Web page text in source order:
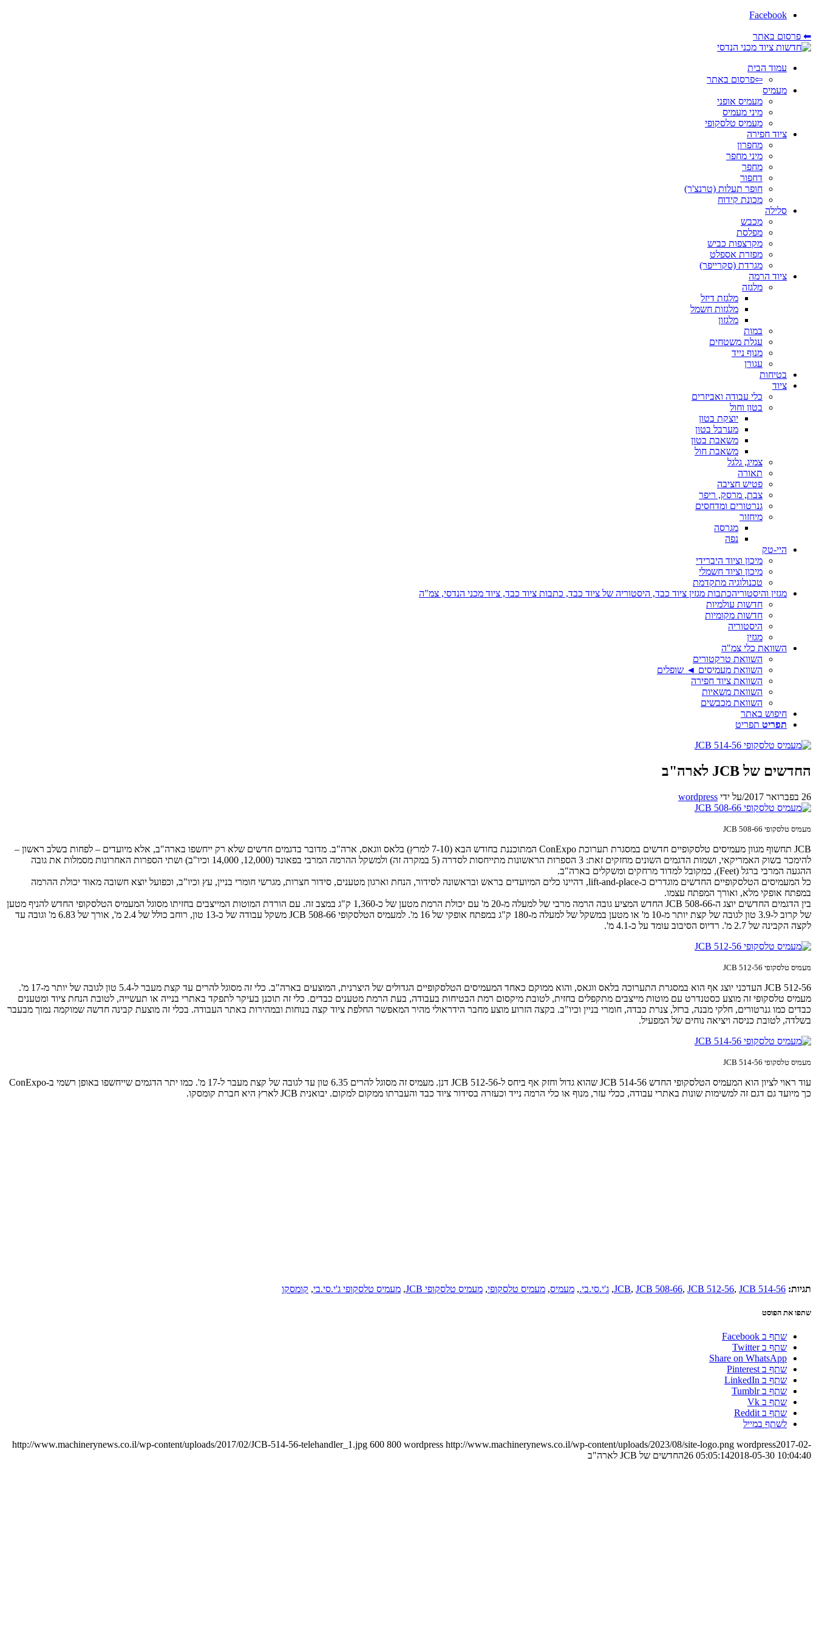
Facebook
⬅ פרסום באתר
עמוד הבית
⇦פרסום באתר
מעמיס
מעמיס אופני
מיני מעמיס
מעמיס טלסקופי
ציוד חפירה
מחפרון
מיני מחפר
מחפר
דחפור
חופר תעלות (טרנצ'ר)
מכונת קידוח
סלילה
מכבש
מפלסת
מקרצפות כביש
מפזרת אספלט
מגרדת (סקרייפר)
ציוד הרמה
מלגזה
מלגזת דיזל
מלגזות חשמל
מלגזון
במות
עגלת משטחים
מנוף נייד
עגורן
בטיחות
ציוד
כלי עבודה ואביזרים
בטון וחול
יוצקת בטון
מערבל בטון
משאבת בטון
משאבת חול
צמיג, גלגל
תאורה
פטיש חציבה
צבת, מרסק, ריפר
גנרטורים ומדחסים
מיחזור
מגרסה
נפה
היי-טק
מיכון וציוד היברידי
מיכון וציוד חשמלי
טכנולוגיה מתקדמת
מגזין והיסטוריהכתבות מגזין ציוד כבד, היסטוריה של ציוד כבד, כתבות ציוד כבד, ציוד מכני הנדסי, צמ"ה
חדשות עולמיות
חדשות מקומיות
היסטוריה
מגזין
השוואת כלי צמ"ה
השוואת טרקטורים
השוואת מעמיסים ◄ שופלים
השוואת ציוד חפירה
השוואת משאיות
השוואת מכבשים
חיפוש באתר
תפריט תפריט
החדשים של JCB לארה"ב
26 בפברואר 2017 /על ידי wordpress
מעמיס טלסקופי JCB 508-66
JCB תחשוף מגוון מעמיסים טלסקופיים חדשים במסגרת תערוכת ConExpo המתוכננת בחודש הבא (7-10 למרץ) בלאס ווגאס, ארה"ב. מדובר בדגמים חדשים שלא רק ייחשפו בארה"ב, אלא מיועדים – לפחות בשלב ראשון –
להימכר בשוק האמריקאי, ושמות הדגמים השונים מחזקים זאת: 3 הספרות הראשונות מתייחסות לסדרה (5 במקרה זה) ולמשקל ההרמה המרבי בפאונד (12,000, 14,000 וכיו"ב) ושתי הספרות האחרונות מסמלות את גובה
ההגעה המרבי ברגל (Feet), כמקובל למדוד מרחקים ומשקלים בארה"ב.
כל המעמיסים הטלסקופיים החדשים מוגדרים כ-lift-and-place, דהיינו כלים המיועדים בראש ובראשונה לסידור, הנחת וארגון מטענים, סידור חצרות, מגרשי חומרי בניין, עץ וכיו"ב, וכפועל יוצא חשובה מאוד יכולת ההרמה
במפתח אופקי מלא, ואורך המפתח עצמו.
בין הדגמים החדשים יוצג ה-JCB 508-66 החדש המציע גובה הרמה מרבי של למעלה מ-20 מ' עם יכולת הרמת מטען של כ-1,360 ק"ג במצב זה. עם הורדת המוטות המייצבים בחזיתו מסוגל המעמיס הטלסקופי החדש להניף מטען
של קרוב ל-3.9 טון לגובה של קצת יותר מ-10 מ' או מטען במשקל של למעלה מ-180 ק"ג במפתח אופקי של 16 מ'. למעמיס הטלסקופי JCB 508-66 משקל עבודה של כ-13 טון, רוחב כולל של 2.4 מ', אורך של 6.83 מ' וגובה עד
לקצה הקבינה של 2.7 מ'. רדיוס הסיבוב עומד על כ-4.1 מ'.
מעמיס טלסקופי JCB 512-56
JCB 512-56 העדכני יוצג אף הוא במסגרת התערוכה בלאס ווגאס, והוא ממוקם כאחד המעמיסים הטלסקופיים הגדולים של היצרנית, המוצעים בארה"ב. כלי זה מסוגל להרים עד קצת מעבר ל-5.4 טון לגובה של יותר מ-17 מ'.
מעמיס טלסקופי זה מוצע כסטנדרט עם מוטות מייצבים מתקפלים בחזית, לטובת מיקסום רמת הבטיחות בעבודה, בעת הרמת מטענים כבדים. כלי זה תוכנן בעיקר לתפקד באתרי בנייה או תעשייה, לטובת הנחת ציוד ומטענים
כבדים כמו גנרטורים, חלקי מבנה, ברזל, צנרת כבדה, חומרי בניין וכיו"ב. בקצה הזרוע מוצע מחבר הידראולי מהיר המאפשר החלפת ציוד קצה בנוחות ובמהירות באתר העבודה. בכלי זה מוצעת קבינה חדשה שמוקמה נמוך מבעבר
בשלדה, לטובת כניסה ויציאה נוחים של המפעיל.
מעמיס טלסקופי JCB 514-56
עוד ראוי לציון הוא המעמיס הטלסקופי החדש JCB 514-56 שהוא גדול וחזק אף ביחס ל-JCB 512-56 דנן. מעמיס זה מסוגל להרים 6.35 טון עד לגובה של קצת מעבר ל-17 מ'. כמו יתר הדגמים שייחשפו באופן רשמי ב-ConExpo
כך מיועד גם דגם זה למשימות שונות באתרי עבודה, ככלי עזר, מנוף או כלי הרמה נייד וכעזרה בסידור ציוד כבד והעברתו ממקום למקום. יבואנית JCB לארץ היא חברת קומסקו.
תגיות: JCB, JCB 508-66, JCB 512-56, JCB 514-56
, ג'י.סי.בי., מעמיס, מעמיס טלסקופי, מעמיס טלסקופי JCB , מעמיס טלסקופי ג'י.סי.בי, קומסקו
שתפו את הפוסט
שתף ב Facebook
שתף ב Twitter
Share on WhatsApp
שתף ב Pinterest
שתף ב LinkedIn
שתף ב Tumblr
שתף ב Vk
שתף ב Reddit
לשתף במייל
http://www.machinerynews.co.il/wp-content/uploads/2017/02/JCB-514-56-telehandler_1.jpg 600 800 wordpress http://www.machinerynews.co.il/wp-content/uploads/2023/08/site-logo.png wordpress2017-02-
26 05:05:142018-05-30 10:04:40 החדשים של JCB לארה"ב